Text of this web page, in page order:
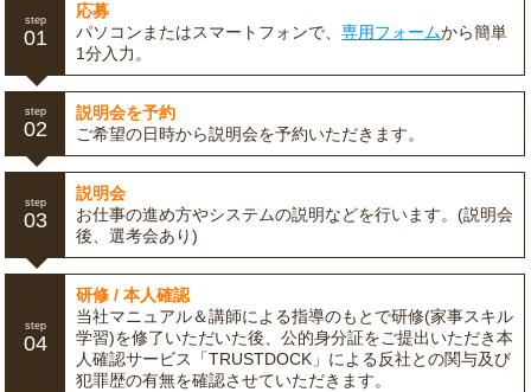
step
01
応募
パソコンまたはスマートフォンで、専用フォームから簡単
1分入力。
step
02
説明会を予約
ご希望の日時から説明会を予約いただきます。
step
03
説明会
お仕事の進め方やシステムの説明などを行います。(説明会
後、選考会あり)
step
04
研修 / 本人確認
当社マニュアル＆講師による指導のもとで研修(家事スキル
学習)を修了いただいた後、公的身分証をご提出いただき本
人確認サービス「TRUSTDOCK」による反社との関与及び
犯罪歴の有無を確認させていただきます。